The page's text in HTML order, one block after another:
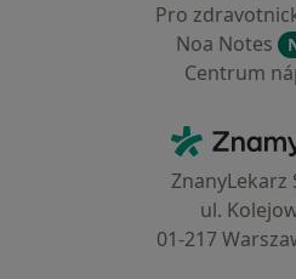
Pro
Noa Notes
Centrum
ZnanyLekarz
ul.
01-217